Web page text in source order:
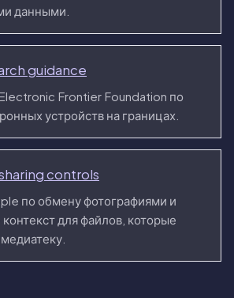
данными.
guidance
Frontier Foundation по
устройств на границах.
controls
по обмену фотографиями и
для файлов, которые